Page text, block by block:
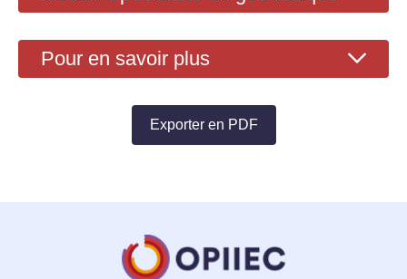
Pour en savoir plus
Exporter en PDF